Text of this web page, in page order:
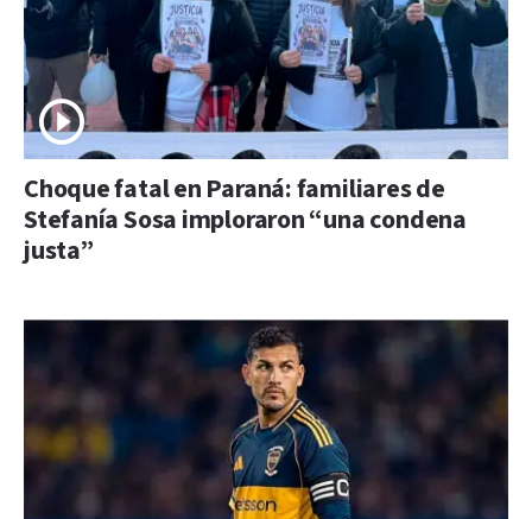
Choque fatal en Paraná: familiares de
Stefanía Sosa imploraron “una condena
justa”